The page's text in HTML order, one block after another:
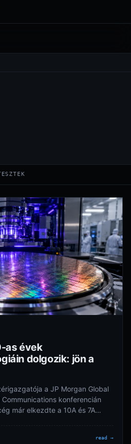
as évek
dolgozik: jön a
a JP Morgan Global
konferencián
már elkezdte a 10A és 7A
read →